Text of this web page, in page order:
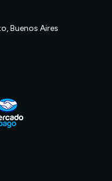
Buenos Aires